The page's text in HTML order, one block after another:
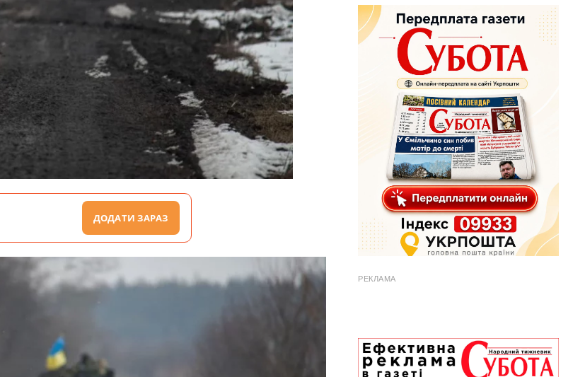
ДОДАТИ ЗАРАЗ
РЕКЛАМА